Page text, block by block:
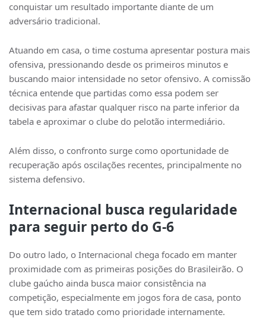
conquistar um resultado importante diante de um
adversário tradicional.
Atuando em casa, o time costuma apresentar postura mais
ofensiva, pressionando desde os primeiros minutos e
buscando maior intensidade no setor ofensivo. A comissão
técnica entende que partidas como essa podem ser
decisivas para afastar qualquer risco na parte inferior da
tabela e aproximar o clube do pelotão intermediário.
Além disso, o confronto surge como oportunidade de
recuperação após oscilações recentes, principalmente no
sistema defensivo.
Internacional busca regularidade
para seguir perto do G-6
Do outro lado, o Internacional chega focado em manter
proximidade com as primeiras posições do Brasileirão. O
clube gaúcho ainda busca maior consistência na
competição, especialmente em jogos fora de casa, ponto
que tem sido tratado como prioridade internamente.